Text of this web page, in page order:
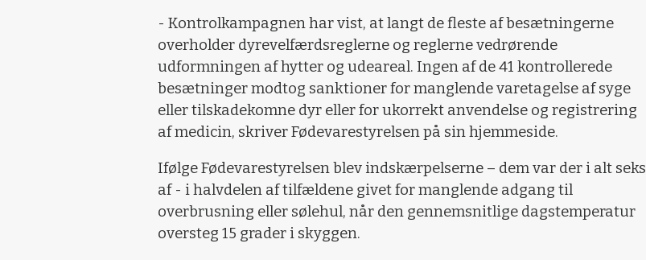
- Kontrolkampagnen har vist, at langt de fleste af besætningerne
overholder dyrevelfærdsreglerne og reglerne vedrørende
udformningen af hytter og udeareal. Ingen af de 41 kontrollerede
besætninger modtog sanktioner for manglende varetagelse af syge
eller tilskadekomne dyr eller for ukorrekt anvendelse og registrering
af medicin, skriver Fødevarestyrelsen på sin hjemmeside.
Ifølge Fødevarestyrelsen blev indskærpelserne – dem var der i alt seks
af - i halvdelen af tilfældene givet for manglende adgang til
overbrusning eller sølehul, når den gennemsnitlige dagstemperatur
oversteg 15 grader i skyggen.